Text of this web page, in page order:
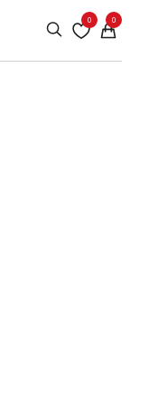
0 0